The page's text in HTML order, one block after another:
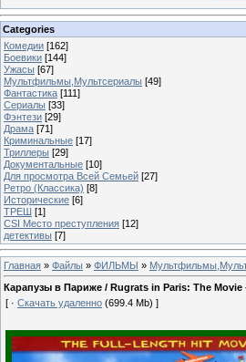
Categories
Комедии [162]
Боевики [144]
Ужасы [67]
Мультфильмы,Мультсериалы [49]
Фантастика [111]
Сериалы [33]
Фэнтези [29]
Драма [71]
Криминальные [17]
Триллеры [29]
Документальные [10]
Для просмотра Всей Семьей [27]
Ретро (Классика) [8]
Исторические [6]
ТРЕШ [1]
CSI Место преступления [12]
детективы [7]
Главная » Файлы » ФИЛЬМЫ »
Карапузы в Париже / Rugrats in Paris: The Movie
[ · Скачать удаленно (699.4 Mb) ]